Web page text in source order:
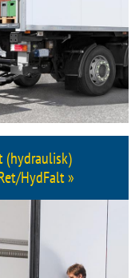
(hydraulisk)
HydFalt »